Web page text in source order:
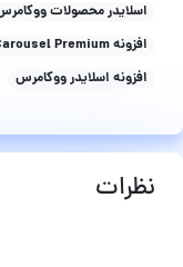
اسلایدر محصولات
افزونه WooCommerce Product Slider Carousel Premium
افزونه اسلایدر ووکامرس
نظرات